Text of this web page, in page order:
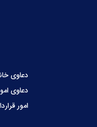
دعاوی
دعاوی
امور